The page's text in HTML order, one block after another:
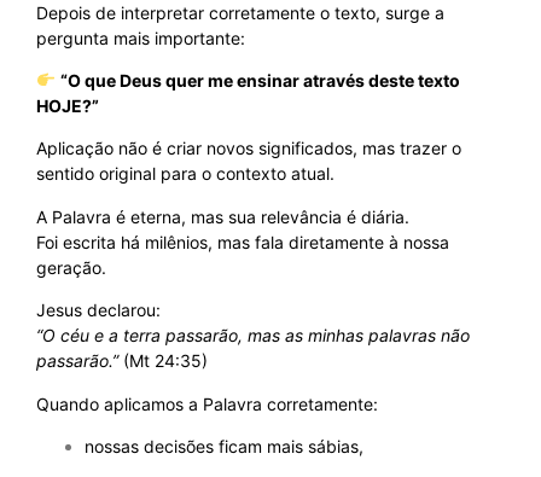
Depois de interpretar corretamente o texto, surge a
pergunta mais importante:
“O que Deus quer me ensinar através deste texto
HOJE?”
Aplicação não é criar novos significados, mas trazer o
sentido original para o contexto atual.
A Palavra é eterna, mas sua relevância é diária.
Foi escrita há milênios, mas fala diretamente à nossa
geração.
Jesus declarou:
“O céu e a terra passarão, mas as minhas palavras não
passarão.”(Mt 24:35)
Quando aplicamos a Palavra corretamente:
nossas decisões ficam mais sábias,